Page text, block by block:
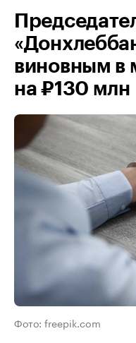
виновным в
на ₽130 млн
Фото: freepik.com